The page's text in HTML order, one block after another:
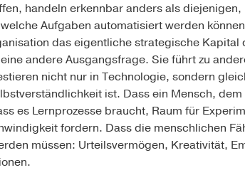
handeln erkennbar anders als
Aufgaben automatisiert werden
das eigentliche strategische Kapital
andere Ausgangsfrage. Sie führt zu
nicht nur in Technologie, sondern
ist. Dass ein Mensch,
es Lernprozesse braucht, Raum für
fordern. Dass die menschlichen
müssen: Urteilsvermögen, Kreativität,